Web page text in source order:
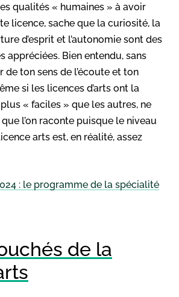
qualités « humaines » à avoir
licence, sache que la curiosité, la
d’esprit et l’autonomie sont des
appréciées. Bien entendu, sans
ton sens de l’écoute et ton
si les licences d’arts ont la
« faciles » que les autres, ne
l’on raconte puisque le niveau
arts est, en réalité, assez
: le programme de la spécialité
de la